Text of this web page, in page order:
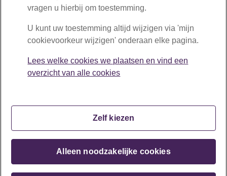
Schrijf u in voor onze nieuwsbrief. U kunt dit doen op
Infodesk. U logt daar in met uw Digid.
Inschrijven
Copyright © BPF Schilders 2026
Mijn cookievoorkeur wijzigen Contact
vragen u hierbij om toestemming.
U kunt uw toestemming altijd wijzigen via 'mijn
cookievoorkeur wijzigen' onderaan elke pagina.
Lees welke cookies we plaatsen en vind een
overzicht van alle cookies
Zelf kiezen
Alleen noodzakelijke cookies